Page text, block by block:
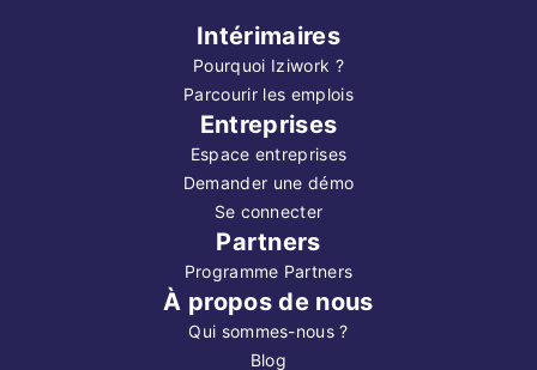
Intérimaires
Pourquoi Iziwork ?
Parcourir les emplois
Entreprises
Espace entreprises
Demander une démo
Se connecter
Partners
Programme Partners
À propos de nous
Qui sommes-nous ?
Blog